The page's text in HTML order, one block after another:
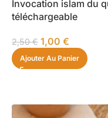
Invocation islam du
téléchargeable
2,50€ 1,00 €
Ajouter Au Panier